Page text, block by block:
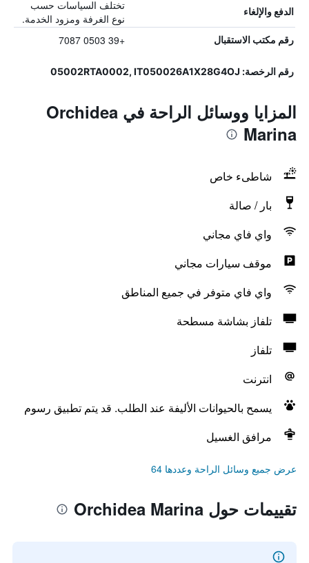
الدفع والإلغاء
تختلف السياسات حسب
نوع الغرفة ومزود الخدمة.
رقم مكتب الاستقبال +39 0503 7087
رقم الرخصة: 05002RTA0002, IT050026A1X28G4OJ
المزايا ووسائل الراحة في Orchidea
Marina
شاطىء خاص
بار / صالة
واي فاي مجاني
موقف سيارات مجاني
واي فاي متوفر في جميع المناطق
تلفاز بشاشة مسطحة
تلفاز
انترنت
يسمح بالحيوانات الأليفة عند الطلب. قد يتم تطبيق رسوم
مرافق الغسيل
عرض جميع وسائل الراحة وعددها 64
تقييمات حول Orchidea Marina